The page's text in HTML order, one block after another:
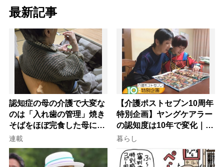
最新記事
認知症の母の介護で大変な
のは「入れ歯の管理」焼き
そばをほぼ完食した母に息
子が血の気が引いた理由
連載
【介護ポストセブン10周年
特別企画】ヤングケアラー
の認知度は10年で変化｜流
行語大賞にノミネート、法
律にも明記されたが果たし
て現在は？
暮らし